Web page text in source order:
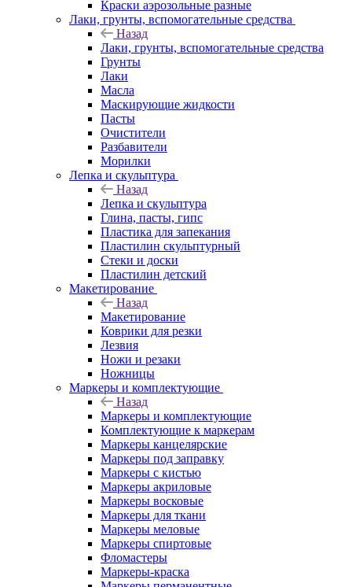
Краски аэрозольные разные
Лаки, грунты, вспомогательные средства
Назад
Лаки, грунты, вспомогательные средства
Грунты
Лаки
Масла
Маскирующие жидкости
Пасты
Очистители
Разбавители
Морилки
Лепка и скульптура
Назад
Лепка и скульптура
Глина, пасты, гипс
Пластика для запекания
Пластилин скульптурный
Стеки и доски
Пластилин детский
Макетирование
Назад
Макетирование
Коврики для резки
Лезвия
Ножи и резаки
Ножницы
Маркеры и комплектующие
Назад
Маркеры и комплектующие
Комплектующие к маркерам
Маркеры канцелярские
Маркеры под заправку
Маркеры с кистью
Маркеры акриловые
Маркеры восковые
Маркеры для ткани
Маркеры меловые
Маркеры спиртовые
Фломастеры
Маркеры-краска